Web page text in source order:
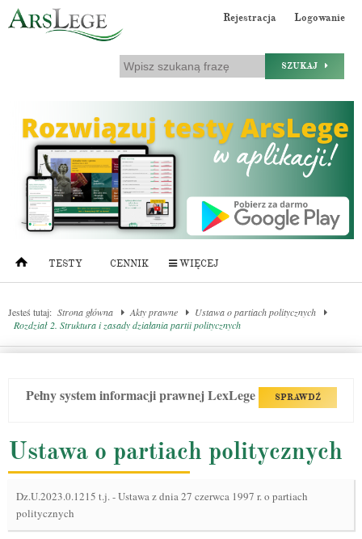
Rejestracja Logowanie
SZUKAJ
TESTY CENNIK WIĘCEJ
Jesteś tutaj: Strona główna Akty prawne
Ustawa o partiach politycznych
Rozdział 2. Struktura i zasady działania partii politycznych
Pełny system informacji prawnej LexLege SPRAWDŹ
Ustawa o partiach politycznych
Dz.U.2023.0.1215 t.j.-Ustawa z dnia 27 czerwca 1997 r. o partiach
politycznych